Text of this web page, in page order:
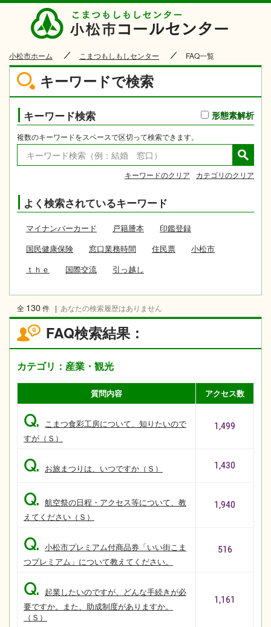
小松市ホーム こまつもしもしセンター FAQ一覧
キーワードで検索
キーワード検索 形態素解析
複数のキーワードをスペースで区切って検索できます。
キーワードのクリア カテゴリのクリア
よく検索されているキーワード
マイナンバーカード 戸籍謄本
印鑑登録
国民健康保険
窓口業務時間 住民票
小松市
ｔｈｅ
国際交流 引っ越し
FAQ検索結果：
カテゴリ：産業・観光
全 130件 | あなたの検索履歴はありません
質問内容 アクセス数
Q. こまつ食彩工房について、知りたいので
すが（Ｓ）
1,499
Q. お旅まつりは、いつですか（Ｓ） 1,430
Q. 航空祭の日程・アクセス等について、教
えてください（Ｓ）
1,940
Q. 小松市プレミアム付商品券「いい街こま
つプレミアム」について教えてください。
516
Q. 起業したいのですが、どんな手続きが必
要ですか。また、助成制度がありますか。
（Ｓ）
1,161